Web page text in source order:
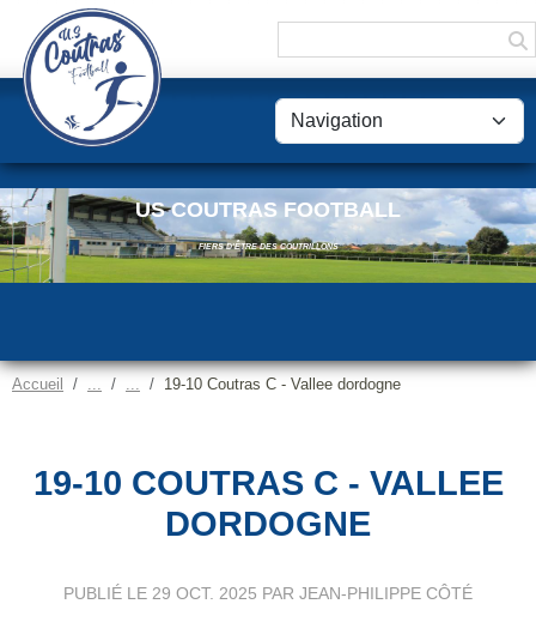
US COUTRAS FOOTBALL
FIERS D'ÊTRE DES COUTRILLONS
Accueil 19-10 Coutras C - Vallee dordogne
19-10 COUTRAS C - VALLEE
DORDOGNE
PUBLIÉ LE 29 OCT. 2025 PAR JEAN-PHILIPPE CÔTÉ
Panneau de gestion des cookies